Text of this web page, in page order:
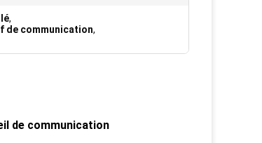
,
de communication,
de communication